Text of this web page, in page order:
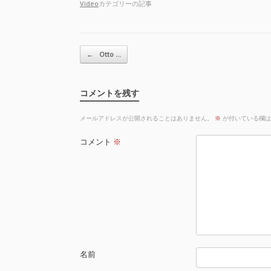
Videoカテゴリーの記事
投稿ナビゲーション
← Otto …
コメントを残す
メールアドレスが公開されることはありません。 ※ が付いている欄
コメント ※
名前